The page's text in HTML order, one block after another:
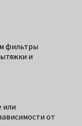
фильтры
и
или
от